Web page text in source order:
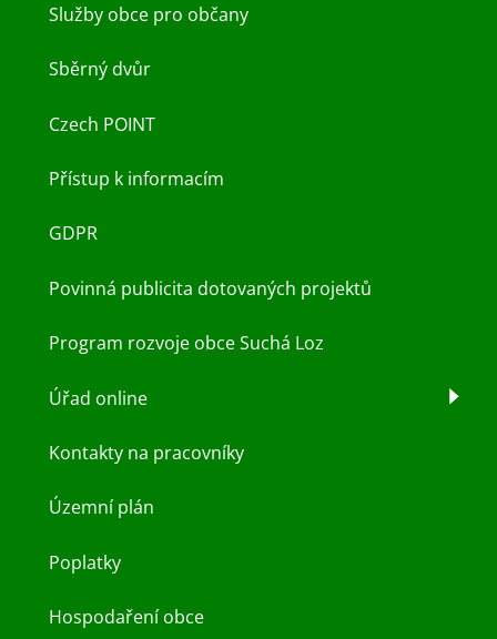
Služby obce pro občany
Sběrný dvůr
Czech POINT
Přístup k informacím
GDPR
Povinná publicita dotovaných projektů
Program rozvoje obce Suchá Loz
Úřad online
Kontakty na pracovníky
Územní plán
Poplatky
Hospodaření obce